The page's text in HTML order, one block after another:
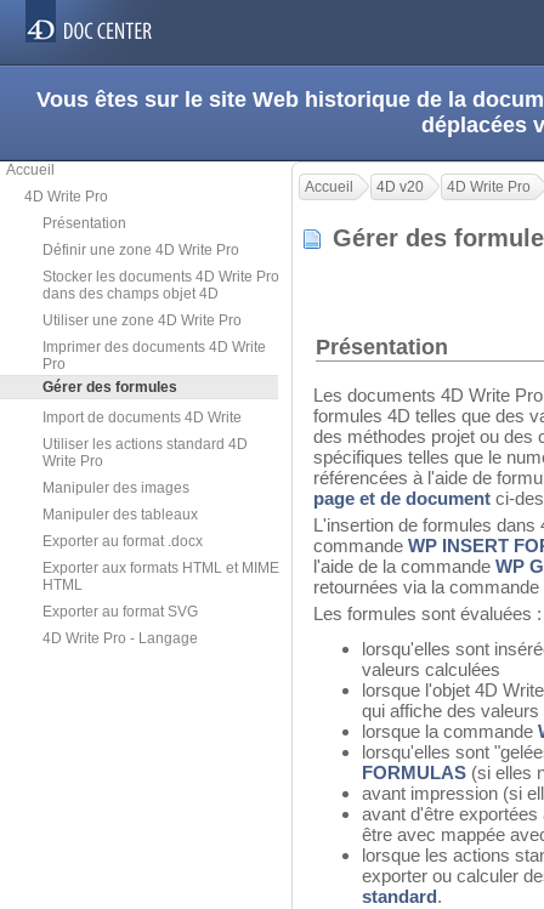
Vous êtes sur le site Web historique de la
déplacées
Accueil
4D Write Pro
Présentation
Définir une zone 4D Write Pro
Stocker les documents 4D Write Pro
dans des champs objet 4D
Utiliser une zone 4D Write Pro
Imprimer des documents 4D Write
Pro
Gérer des formules
Import de documents 4D Write
Utiliser les actions standard 4D
Write Pro
Manipuler des images
Manipuler des tableaux
Exporter au format .docx
Exporter aux formats HTML et MIME
HTML
Exporter au format SVG
4D Write Pro - Langage
Accueil 4D v20 4D Write Pro
Gérer des
Présentation
Les documents 4D Write
formules 4D telles que des
des méthodes projet ou des
spécifiques telles que le
référencées à l'aide de
page et de document ci-
L'insertion de formules dans
commande WP INSERT
l'aide de la commande WP
retournées via la commande
Les formules sont évaluées :
lorsqu'elles sont
valeurs calculées
lorsque l'objet 4D
qui affiche des
lorsque la commande
lorsqu'elles sont
FORMULAS (si elles
avant impression (si
avant d'être
être avec mappée
lorsque les actions
exporter ou calculer
standard .